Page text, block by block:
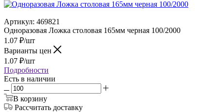
Артикул: 469821
Одноразовая Ложка столовая 165мм черная 100/2000
1.07 ₽/шт
Варианты цен
1.07 ₽/шт
Подробности
Есть в наличии
В корзину
Рассчитать доставку